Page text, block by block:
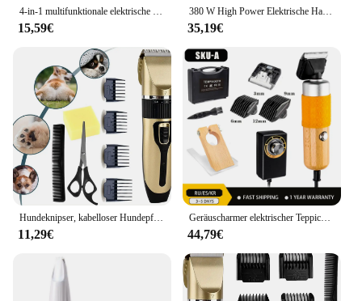
4-in-1 multifunktionale elektrische Hundeknipser für die Pflege Akku-Hunderasierer Clippers Trimmer Geräuscharme Hundesalonwerkzeuge
15,59€
380 W High Power Elektrische Haarschneidemaschine Haushalt Haustier Fellschneider Katzenhaarschneidemaschine Hundehaarschneider Wollschneidewerkzeuge Teppich Tufting Trimmer (Kaninchen, Pferd, Schaf, Katze, Hund)
35,19€
Hundeknipser, kabelloser Hundepflegeknipser, wiederaufladbarer Haustierhaarschneider, professionelles Hundepflegeset mit 4 Kammführungen
11,29€
Geräuscharmer elektrischer Teppichschneider, Tufting-Clipper, 200 W hohe Leistung, professionelles Tierhaarschneideset für den Heimgebrauch, DIY-Trimmwerkzeuge (mit Ständer und 2 Klingen)
44,79€